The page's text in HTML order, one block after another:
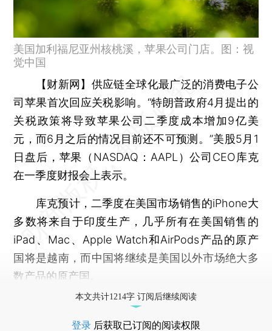
美国加利福尼亚州核桃溪，苹果公司门店。图：视
觉中国
【财新网】 供应链全球化最广泛的消费电子公
司苹果首次回应关税影响。“特朗普政府4月提出的
关税政策将导致苹果公司二季度成本增加9亿美
元，而6月之后的情况目前还不可预测。”美股5月1
日盘后，苹果（NASDAQ：AAPL）公司CEO库克
在一季度财报会上表示。
库克预计，二季度在美国市场销售的iPhone大
多数将来自于印度生产，几乎所有在美国销售的
iPad、Mac、Apple Watch和AirPods产品的原产
国将是越南，而中国将继续是美国以外市场绝大多
数产品的原产国。
本文共计1214字 订阅后继续阅读
登录 后获取已订阅的阅读权限